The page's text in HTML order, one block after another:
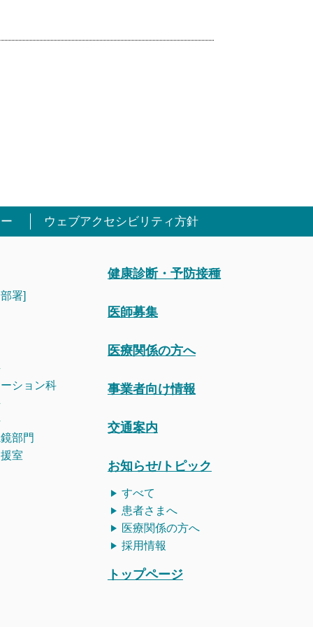
ウェブアクセシビリティ方針
署]
ション科
部門
室
健康診断・予防接種
医師募集
医療関係の方へ
事業者向け情報
交通案内
お知らせ/トピック
すべて
患者さまへ
医療関係の方へ
採用情報
トップページ